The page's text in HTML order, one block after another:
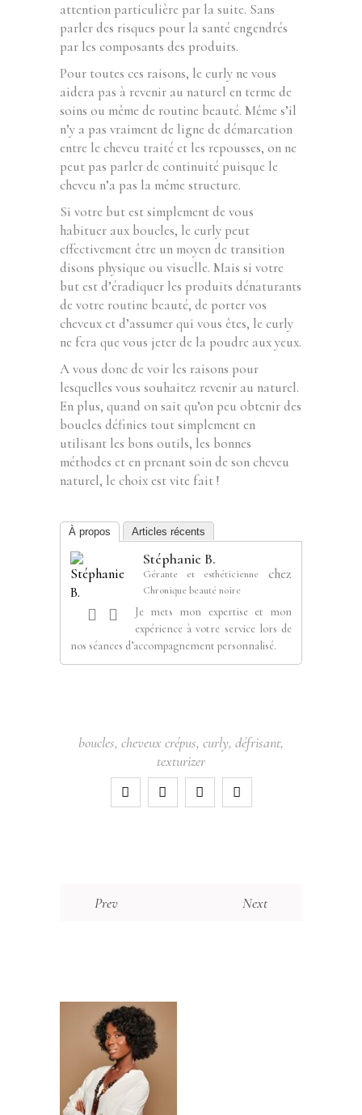
attention particulière par la suite. Sans
parler des risques pour la santé engendrés
par les composants des produits.
Pour toutes ces raisons, le curly ne vous
aidera pas à revenir au naturel en terme de
soins ou même de routine beauté. Même s’il
n’y a pas vraiment de ligne de démarcation
entre le cheveu traité et les repousses, on ne
peut pas parler de continuité puisque le
cheveu n’a pas la même structure.
Si votre but est simplement de vous
habituer aux boucles, le curly peut
effectivement être un moyen de transition
disons physique ou visuelle. Mais si votre
but est d’éradiquer les produits dénaturants
de votre routine beauté, de porter vos
cheveux et d’assumer qui vous êtes, le curly
ne fera que vous jeter de la poudre aux yeux.
A vous donc de voir les raisons pour
lesquelles vous souhaitez revenir au naturel.
En plus, quand on sait qu’on peu obtenir des
boucles définies tout simplement en
utilisant les bons outils, les bonnes
méthodes et en prenant soin de son cheveu
naturel, le choix est vite fait !
À propos Articles récents
Stéphanie B.
Gérante et esthéticienne chez
Chronique beauté noire
Je mets mon expertise et mon
expérience à votre service lors de
nos séances d’accompagnement personnalisé.
boucles, cheveux crépus, curly, défrisant,
texturizer
Prev Next